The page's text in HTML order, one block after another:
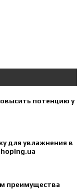
потенцию у
для увлажнения в
преимущества